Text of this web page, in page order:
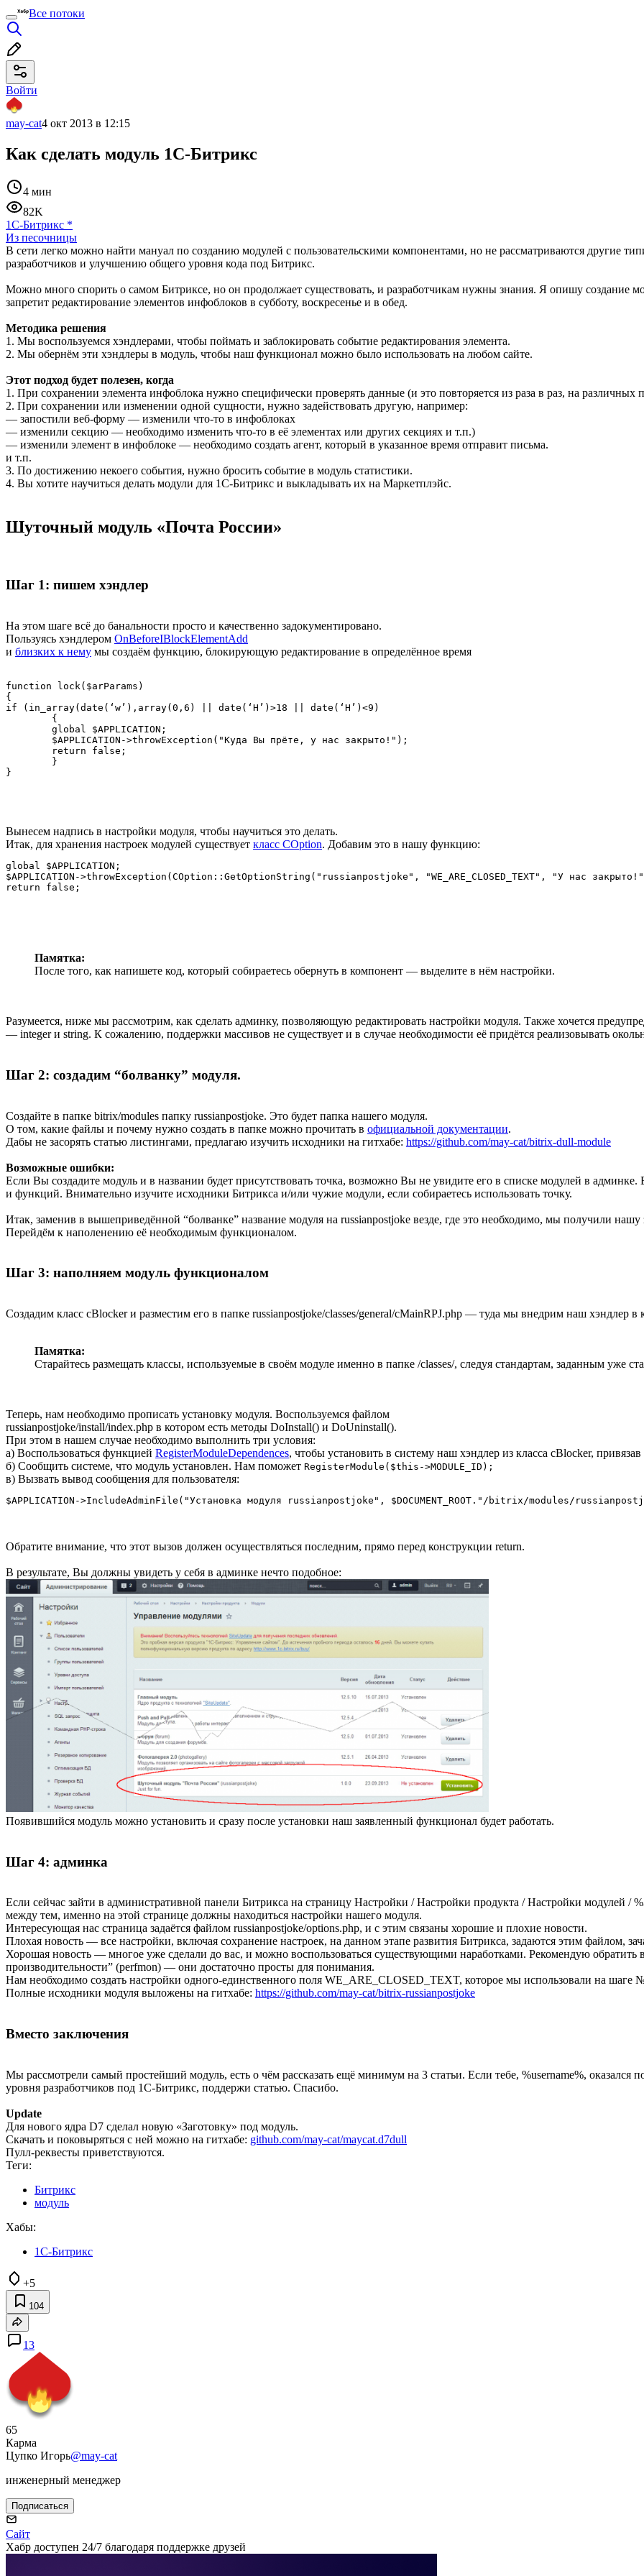
Все потоки
Войти
may-cat4 окт 2013 в 12:15
Как сделать модуль 1С-Битрикс
4 мин
82K
1С-Битрикс *
Из песочницы
В сети легко можно найти мануал по созданию модулей с пользовательскими компонентами, но не рассматриваются другие
разработчиков и улучшению общего уровня кода под Битрикс.
Можно много спорить о самом Битриксе, но он продолжает существовать, и разработчикам нужны знания. Я опишу создание
запретит редактирование элементов инфоблоков в субботу, воскресенье и в обед.
Методика решения
1. Мы воспользуемся хэндлерами, чтобы поймать и заблокировать событие редактирования элемента.
2. Мы обернём эти хэндлеры в модуль, чтобы наш функционал можно было использовать на любом сайте.
Этот подход будет полезен, когда
1. При сохранении элемента инфоблока нужно специфически проверять данные (и это повторяется из раза в раз, на различных
2. При сохранении или изменении одной сущности, нужно задействовать другую, например:
— запостили веб-форму — изменили что-то в инфоблоках
— изменили секцию — необходимо изменить что-то в её элементах или других секциях и т.п.)
— изменили элемент в инфоблоке — необходимо создать агент, который в указанное время отправит письма.
и т.п.
3. По достижению некоего события, нужно бросить событие в модуль статистики.
4. Вы хотите научиться делать модули для 1С-Битрикс и выкладывать их на Маркетплэйс.
Шуточный модуль «Почта России»
Шаг 1: пишем хэндлер
На этом шаге всё до банальности просто и качественно задокументировано.
Пользуясь хэндлером OnBeforeIBlockElementAdd
и близких к нему мы создаём функцию, блокирующую редактирование в определённое время
function lock($arParams)
{
if (in_array(date(‘w’),array(0,6) || date(‘H’)>18 || date(‘H’)<9)
Вынесем надпись в настройки модуля, чтобы научиться это делать.
Итак, для хранения настроек модулей существует класс COption. Добавим это в нашу функцию:
global $APPLICATION;
$APPLICATION->throwException(COption::GetOptionString("russianpostjoke", "WE_ARE_CLOSED_TEXT", "У нас
Памятка:
После того, как напишете код, который собираетесь обернуть в компонент — выделите в нём настройки.
Разумеется, ниже мы рассмотрим, как сделать админку, позволяющую редактировать настройки модуля. Также хочется
— integer и string. К сожалению, поддержки массивов не существует и в случае необходимости её придётся реализовывать
Шаг 2: создадим “болванку” модуля.
Создайте в папке bitrix/modules папку russianpostjoke. Это будет папка нашего модуля.
О том, какие файлы и почему нужно создать в папке можно прочитать в официальной документации.
Дабы не засорять статью листингами, предлагаю изучить исходники на гитхабе: https://github.com/may-cat/bitrix-dull-module
Возможные ошибки:
Если Вы создадите модуль и в названии будет присутствовать точка, возможно Вы не увидите его в списке модулей в админке.
и функций. Внимательно изучите исходники Битрикса и/или чужие модули, если собираетесь использовать точку.
Итак, заменив в вышеприведённой “болванке” название модуля на russianpostjoke везде, где это необходимо, мы получили нашу
Перейдём к наполенению её необходимым функционалом.
Шаг 3: наполняем модуль функционалом
Создадим класс cBlocker и разместим его в папке russianpostjoke/classes/general/cMainRPJ.php — туда мы внедрим наш хэндлер в
Памятка:
Старайтесь размещать классы, используемые в своём модуле именно в папке /classes/, следуя стандартам, заданным уже
Теперь, нам необходимо прописать установку модуля. Воспользуемся файлом
russianpostjoke/install/index.php в котором есть методы DoInstall() и DoUninstall().
При этом в нашем случае необходимо выполнить три условия:
а) Воспользоваться функцией RegisterModuleDependences, чтобы установить в систему наш хэндлер из класса cBlocker,
б) Сообщить системе, что модуль установлен. Нам поможет RegisterModule($this->MODULE_ID);
в) Вызвать вывод сообщения для пользователя:
$APPLICATION->IncludeAdminFile("Установка модуля russianpostjoke", $DOCUMENT_ROOT."/bitrix/modules/
Обратите внимание, что этот вызов должен осуществляться последним, прямо перед конструкции return.
В результате, Вы должны увидеть у себя в админке нечто подобное:
Появившийся модуль можно установить и сразу после установки наш заявленный функционал будет работать.
Шаг 4: админка
Если сейчас зайти в административной панели Битрикса на страницу Настройки / Настройки продукта / Настройки модулей
между тем, именно на этой странице должны находиться настройки нашего модуля.
Интересующая нас страница задаётся файлом russianpostjoke/options.php, и с этим связаны хорошие и плохие новости.
Плохая новость — все настройки, включая сохранение настроек, на данном этапе развития Битрикса, задаются этим файлом,
Хорошая новость — многое уже сделали до вас, и можно воспользоваться существующими наработками. Рекомендую
производительности” (perfmon) — они достаточно просты для понимания.
Нам необходимо создать настройки одного-единственного поля WE_ARE_CLOSED_TEXT, которое мы использовали на шаге
Полные исходники модуля выложены на гитхабе: https://github.com/may-cat/bitrix-russianpostjoke
Вместо заключения
Мы рассмотрели самый простейший модуль, есть о чём рассказать ещё минимум на 3 статьи. Если тебе, %username%, оказался
уровня разработчиков под 1С-Битрикс, поддержи статью. Спасибо.
Update
Для нового ядра D7 сделал новую «Заготовку» под модуль.
Скачать и поковыряться с ней можно на гитхабе: github.com/may-cat/maycat.d7dull
Пулл-реквесты приветствуются.
Теги:
Битрикс
модуль
Хабы:
1С-Битрикс
+5
104
13
65
Карма
Цупко Игорь@may-cat
инженерный менеджер
Подписаться
Сайт
Хабр доступен 24/7 благодаря поддержке друзей